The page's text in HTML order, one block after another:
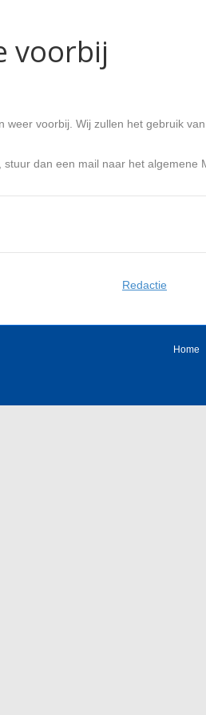
voorbij
voorbij. Wij zullen het gebruik
dan een mail naar het algemene
Redactie
Home